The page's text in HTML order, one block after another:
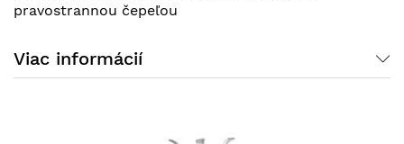
pravostrannou čepeľou
Viac informácií